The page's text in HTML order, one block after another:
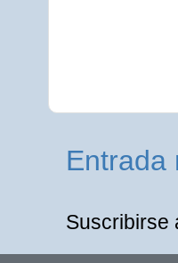
Entrada
Suscribirse